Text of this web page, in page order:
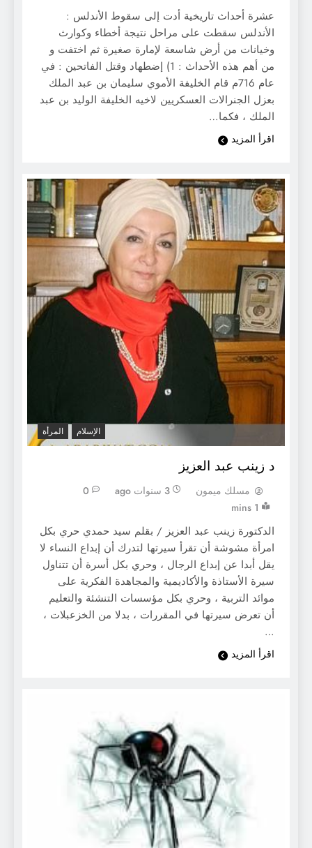
عشرة أحداث تاريخية أدت إلى سقوط الأندلس :
الأندلس سقطت على مراحل نتيجة أخطاء وكوارث
وخيانات من أرض شاسعة لإمارة صغيرة ثم اختفت و
من أهم هذه الأحداث : 1) إضطهاد وقتل الفاتحين : في
عام 716م قام الخليفة الأموي سليمان بن عبد الملك
بعزل الجنرالات العسكريين لاخيه الخليفة الوليد بن عبد
الملك ، فكما…
اقرأ المزيد
الإسلام المرأة
د زينب عبد العزيز
مسلك ميمون 3 سنوات ago
0
1 mins
الدكتورة زينب عبد العزيز / بقلم سيد حمدي حري بكل
امرأة مشوشة أن تقرأ سيرتها لتدرك أن إبداع النساء لا
يقل أبدا عن إبداع الرجال ، وحري بكل أسرة أن تتناول
سيرة الأستاذة والأكاديمية والمجاهدة الفكرية على
موائد التربية ، وحري بكل مؤسسات التنشئة والتعليم
أن تعرض سيرتها في المقررات ، بدلا من الخزعبلات ،
…
اقرأ المزيد